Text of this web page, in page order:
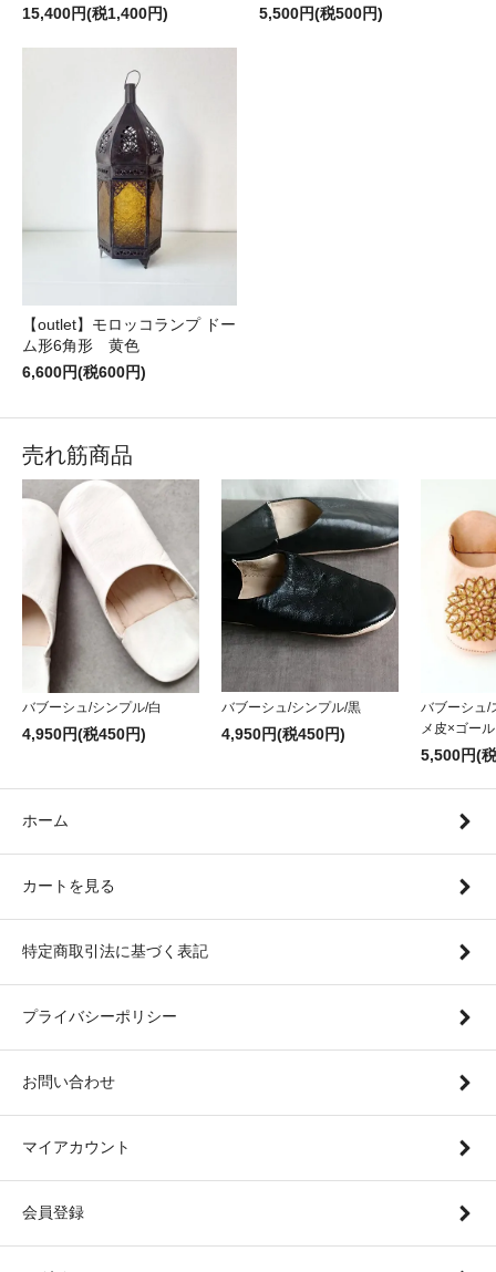
15,400円(税1,400円)
5,500円(税500円)
【outlet】モロッコランプ ドー
ム形6角形 黄色
6,600円(税600円)
売れ筋商品
バブーシュ/シンプル/白
4,950円(税450円)
バブーシュ/シンプル/黒
4,950円(税450円)
バブーシュ/
メ皮×ゴー
5,500円(
ホーム
カートを見る
特定商取引法に基づく表記
プライバシーポリシー
お問い合わせ
マイアカウント
会員登録